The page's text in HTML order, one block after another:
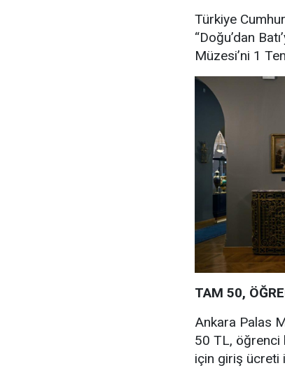
Türkiye
“Doğu’dan
Müzesi’ni 1
TAM 50,
Ankara Palas
50 TL, öğrenci
için giriş ücreti